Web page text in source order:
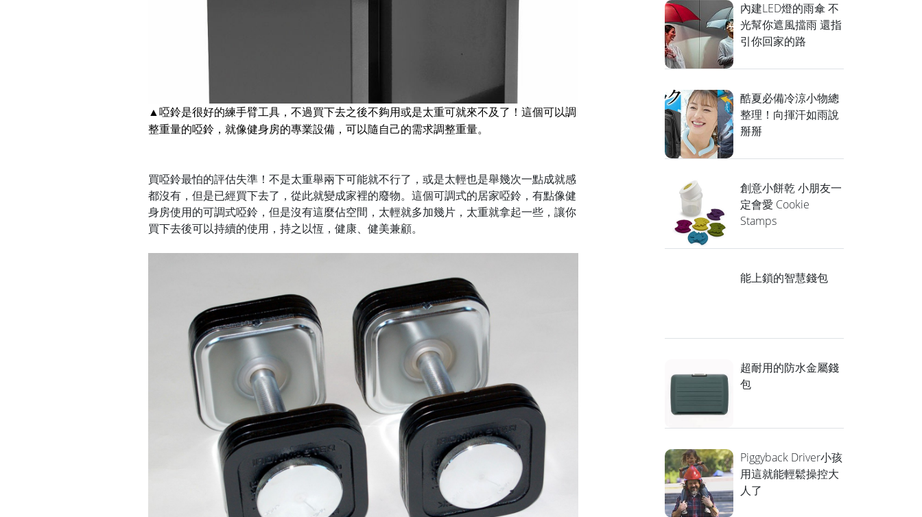
▲啞鈴是很好的練手臂工具，不過買下去之後不夠用或是太重可就來不及了！這個可以調
整重量的啞鈴，就像健身房的專業設備，可以隨自己的需求調整重量。
買啞鈴最怕的評估失準！不是太重舉兩下可能就不行了，或是太輕也是舉幾次一點成就感
都沒有，但是已經買下去了，從此就變成家裡的廢物。這個可調式的居家啞鈴，有點像健
身房使用的可調式啞鈴，但是沒有這麼佔空間，太輕就多加幾片，太重就拿起一些，讓你
買下去後可以持續的使用，持之以恆，健康、健美兼顧。
內建LED燈的雨傘 不
光幫你遮風擋雨 還指
引你回家的路
酷夏必備冷涼小物總
整理！向揮汗如雨說
掰掰
創意小餅乾 小朋友一
定會愛 Cookie
Stamps
能上鎖的智慧錢包
超耐用的防水金屬錢
包
Piggyback Driver小孩
用這就能輕鬆操控大
人了